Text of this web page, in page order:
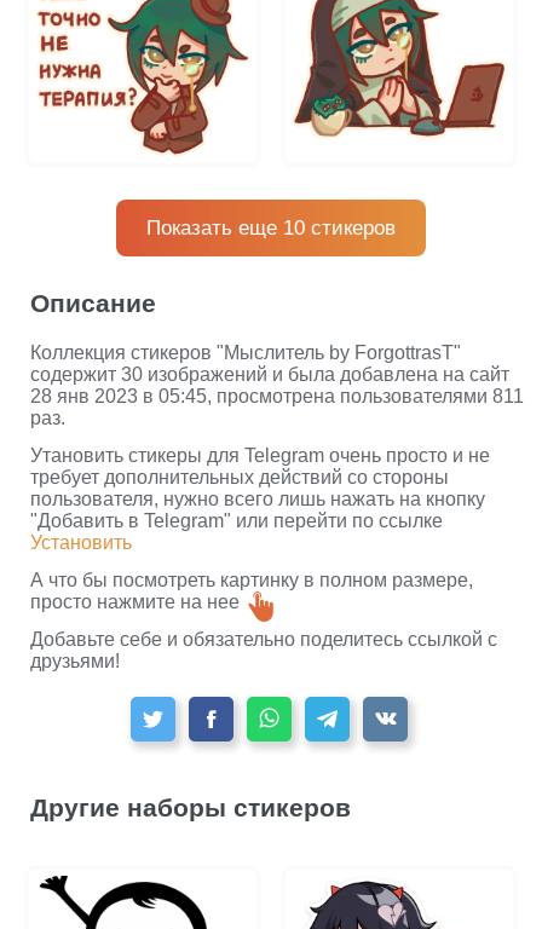
Показать еще 10 стикеров
Описание
Коллекция стикеров "Мыслитель by ForgottrasT"
содержит 30 изображений и была добавлена на сайт
28 янв 2023 в 05:45, просмотрена пользователями 811
раз.
Утановить стикеры для Telegram очень просто и не
требует дополнительных действий со стороны
пользователя, нужно всего лишь нажать на кнопку
"Добавить в Telegram" или перейти по ссылке
Установить
А что бы посмотреть картинку в полном размере,
просто нажмите на нее
Добавьте себе и обязательно поделитесь ссылкой с
друзьями!
Другие наборы стикеров